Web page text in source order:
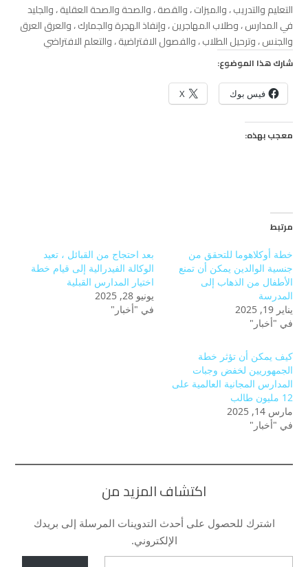
التعليم والتدريب ، والميزات ، والقصة ، والصحة والصحة العقلية ، والجليد
في المدارس ، وطلاب المهاجرين ، وإنفاذ الهجرة والجمارك ، والعرق العرق
والجنس ، وترحيل الطلاب ، والفصول الافتراضية ، والتعلم الافتراضي
شارك هذا الموضوع:
فيس بوك X
معجب بهذه:
مرتبط
خطة أوكلاهوما للتحقق من
جنسية الوالدين يمكن أن تمنع
الأطفال من الذهاب إلى
المدرسة
يناير 19, 2025
في "أخبار"
بعد احتجاج من القبائل ، تعيد
الوكالة الفيدرالية إلى قيام خطة
اختيار المدارس القبلية
يونيو 28, 2025
في "أخبار"
كيف يمكن أن تؤثر خطة
الجمهوريين لخفض وجبات
المدارس المجانية العالمية على
12 مليون طالب
مارس 14, 2025
في "أخبار"
اكتشاف المزيد من
اشترك للحصول على أحدث التدوينات المرسلة إلى بريدك
الإلكتروني.
كتابة بريدك الإلكتروني...